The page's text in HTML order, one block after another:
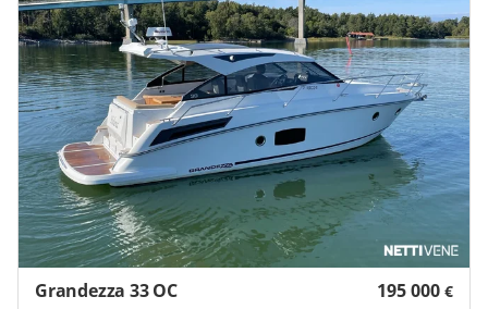
195 000 €
Grandezza 33 OC